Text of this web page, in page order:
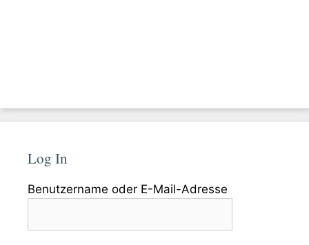
Log In
Benutzername oder E-Mail-Adresse